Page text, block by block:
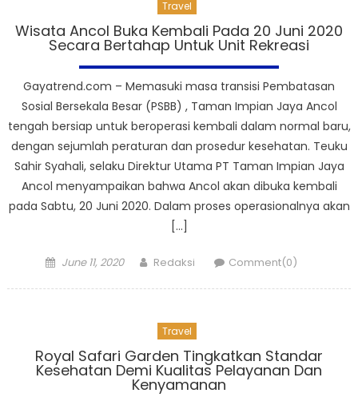
Travel
Wisata Ancol Buka Kembali Pada 20 Juni 2020
Secara Bertahap Untuk Unit Rekreasi
Gayatrend.com – Memasuki masa transisi Pembatasan
Sosial Bersekala Besar (PSBB) , Taman Impian Jaya Ancol
tengah bersiap untuk beroperasi kembali dalam normal baru,
dengan sejumlah peraturan dan prosedur kesehatan. Teuku
Sahir Syahali, selaku Direktur Utama PT Taman Impian Jaya
Ancol menyampaikan bahwa Ancol akan dibuka kembali
pada Sabtu, 20 Juni 2020. Dalam proses operasionalnya akan
[…]
Posted
June 11, 2020 Author
Redaksi Comment(0)
Travel
Royal Safari Garden Tingkatkan Standar
Kesehatan Demi Kualitas Pelayanan Dan
Kenyamanan